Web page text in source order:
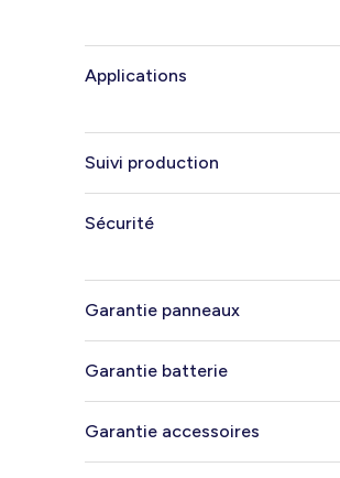
Applications
Suivi production
Sécurité
Garantie panneaux
Garantie batterie
Garantie accessoires